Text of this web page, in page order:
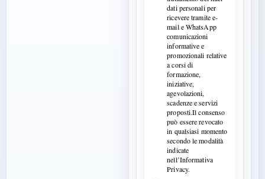
dati personali per
ricevere tramite e-
mail e WhatsApp
comunicazioni
informative e
promozionali relative
a corsi di
formazione,
iniziative,
agevolazioni,
scadenze e servizi
proposti.Il consenso
può essere revocato
in qualsiasi momento
secondo le modalità
indicate
nell’Informativa
Privacy.